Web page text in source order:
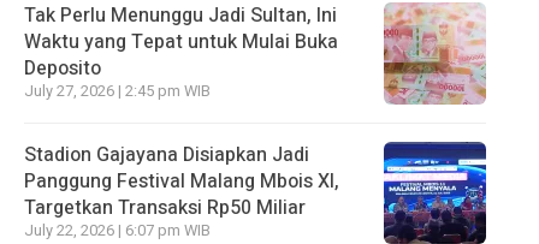
Tak Perlu Menunggu Jadi Sultan, Ini
Waktu yang Tepat untuk Mulai Buka
Deposito
July 27, 2026 | 2:45 pm WIB
Stadion Gajayana Disiapkan Jadi
Panggung Festival Malang Mbois XI,
Targetkan Transaksi Rp50 Miliar
July 22, 2026 | 6:07 pm WIB